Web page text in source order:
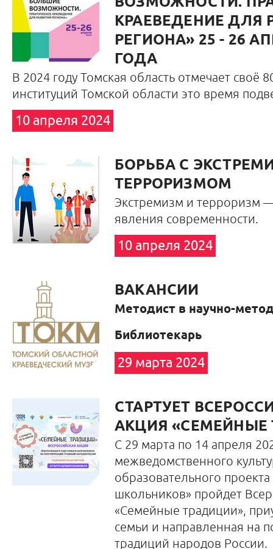
КРАЕВЕДЕНИЕ ДЛЯ
РЕГИОНА» 25 - 26
ГОДА
В 2024 году Томская область отмечает своё
институций Томской области это время
10 апреля 2024
БОРЬБА С
ТЕРРОРИЗМОМ
Экстремизм и терроризм
явления современности.
10 апреля 2024
ВАКАНСИИ
Методист в научно-
Библиотекарь
29 марта 2024
СТАРТУЕТ
АКЦИЯ «СЕМЕЙНЫЕ
С 29 марта по 14 апреля
межведомственного
образовательного проекта
школьников» пройдет
«Семейные традиции»,
семьи и направленная на
традиций народов России.